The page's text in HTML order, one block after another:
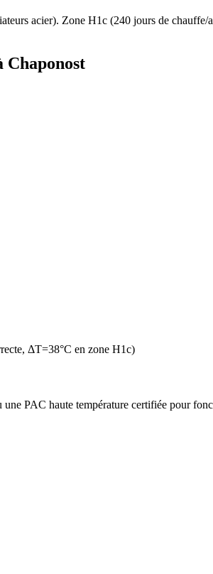
acier). Zone H1c (240 jours de chauffe/
Chaponost
ΔT=38°C en zone H1c)
PAC haute température certifiée pour